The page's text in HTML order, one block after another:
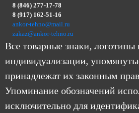
8 (846) 277-17-78
8 (917) 162-51-16
ankor-tehno@mail.ru
zakaz@ankor-tehno.ru
Все товарные знаки, логотипы
индивидуализации,
принадлежат их законным
Упоминание обозначений
исключительно для